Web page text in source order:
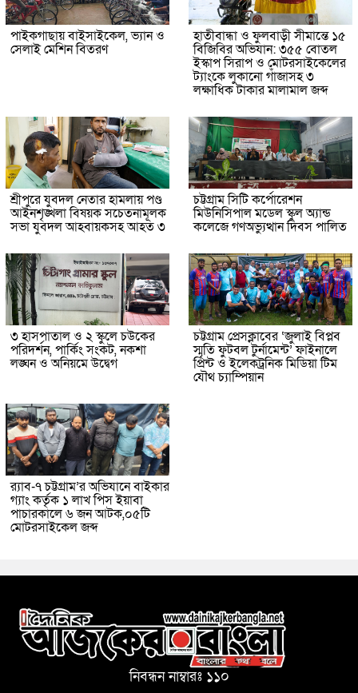
পাইকগাছায় বাইসাইকেল, ভ্যান ও
সেলাই মেশিন বিতরণ
হাতীবান্ধা ও ফুলবাড়ী সীমান্তে ১৫
বিজিবির অভিযান: ৩৫৫ বোতল
ইস্কাপ সিরাপ ও মোটরসাইকেলের
ট্যাংকে লুকানো গাঁজাসহ ৩
লক্ষাধিক টাকার মালামাল জব্দ
শ্রীপুরে যুবদল নেতার হামলায় পণ্ড
আইনশৃঙ্খলা বিষয়ক সচেতনামূলক
সভা যুবদল আহবায়কসহ আহত ৩
চট্টগ্রাম সিটি কর্পোরেশন
মিউনিসিপাল মডেল স্কুল অ্যান্ড
কলেজে গণঅভ্যুত্থান দিবস পালিত
৩ হাসপাতাল ও ২ স্কুলে চউকের
পরিদর্শন, পার্কিং সংকট, নকশা
লঙ্ঘন ও অনিয়মে উদ্বেগ
চট্টগ্রাম প্রেসক্লাবের ‘জুলাই বিপ্লব
স্মৃতি ফুটবল টুর্নামেন্ট’ ফাইনালে
প্রিন্ট ও ইলেকট্রনিক মিডিয়া টিম
যৌথ চ্যাম্পিয়ান
র‌্যাব-৭ চট্টগ্রাম’র অভিযানে বাইকার
গ্যাং কর্তৃক ১ লাখ পিস ইয়াবা
পাচারকালে ৬ জন আটক,০৫টি
মোটরসাইকেল জব্দ
নিবন্ধন নাম্বারঃ ১১০